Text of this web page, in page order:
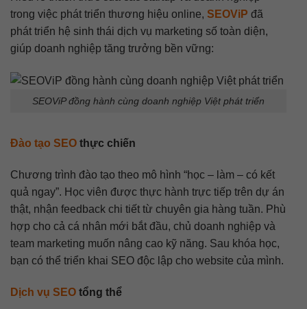
trong việc phát triển thương hiệu online, SEOViP đã
phát triển hệ sinh thái dịch vụ marketing số toàn diện,
giúp doanh nghiệp tăng trưởng bền vững:
SEOViP đồng hành cùng doanh nghiệp Việt phát triển
Đào tạo SEO thực chiến
Chương trình đào tạo theo mô hình “học – làm – có kết
quả ngay”. Học viên được thực hành trực tiếp trên dự án
thật, nhận feedback chi tiết từ chuyên gia hàng tuần. Phù
hợp cho cả cá nhân mới bắt đầu, chủ doanh nghiệp và
team marketing muốn nâng cao kỹ năng. Sau khóa học,
bạn có thể triển khai SEO độc lập cho website của mình.
Dịch vụ SEO tổng thể